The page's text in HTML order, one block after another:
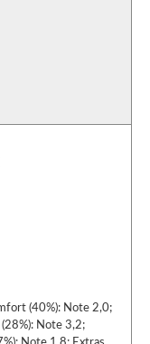
(40%): Note 2,0;
Note 3,2;